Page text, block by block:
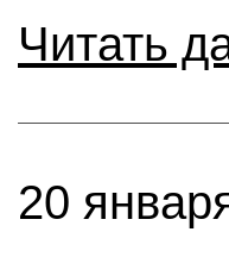
Читать
20